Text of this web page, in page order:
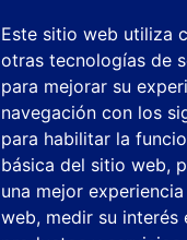
Este sitio web utiliza
otras tecnologías de
para mejorar su
navegación con los
para habilitar la
básica del sitio web,
una mejor
web, medir su interés